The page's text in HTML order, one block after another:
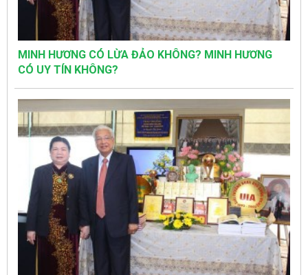
MINH HƯƠNG CÓ LỪA ĐẢO KHÔNG? MINH HƯƠNG
CÓ UY TÍN KHÔNG?